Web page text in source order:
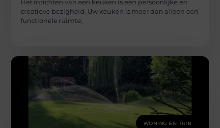
Het inrichten van een keuken is een persoonlijke en
creatieve bezigheid. Uw keuken is meer dan alleen een
functionele ruimte;
WONING EN TUIN